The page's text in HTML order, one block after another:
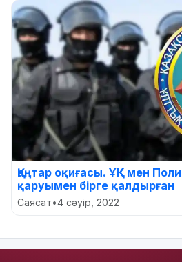
Қаңтар оқиғасы. ҰҚК мен
қаруымен бірге қалдырған
Саясат•4 сәуір, 2022